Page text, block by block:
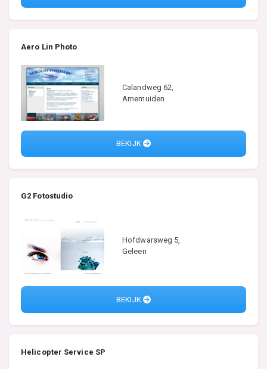
Aero Lin Photo
Calandweg 62,
Arnemuiden
BEKIJK
G2 Fotostudio
Hofdwarsweg 5,
Geleen
BEKIJK
Helicopter Service SP